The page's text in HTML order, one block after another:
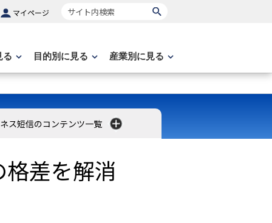
マイページ サイト内検索
る 目的別に見る 産業別に見る
ス短信のコンテンツ一覧
差を解消